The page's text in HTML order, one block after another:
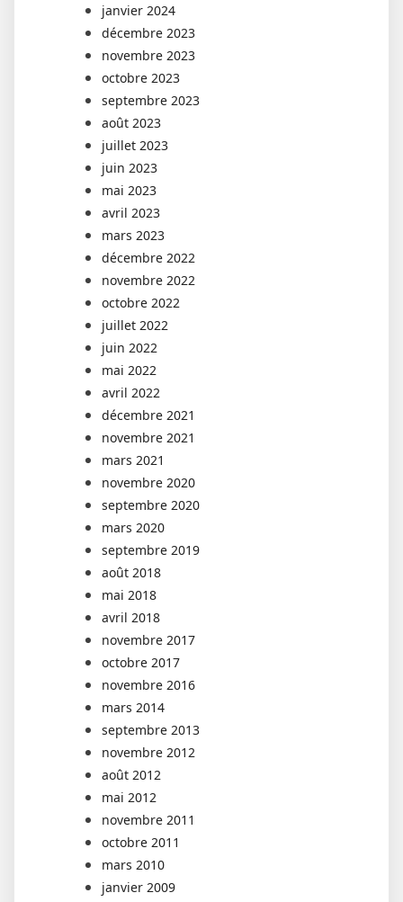
janvier 2024
décembre 2023
novembre 2023
octobre 2023
septembre 2023
août 2023
juillet 2023
juin 2023
mai 2023
avril 2023
mars 2023
décembre 2022
novembre 2022
octobre 2022
juillet 2022
juin 2022
mai 2022
avril 2022
décembre 2021
novembre 2021
mars 2021
novembre 2020
septembre 2020
mars 2020
septembre 2019
août 2018
mai 2018
avril 2018
novembre 2017
octobre 2017
novembre 2016
mars 2014
septembre 2013
novembre 2012
août 2012
mai 2012
novembre 2011
octobre 2011
mars 2010
janvier 2009